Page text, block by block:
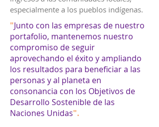
especialmente a los pueblos indígenas.
"Junto con las empresas de nuestro
portafolio, mantenemos nuestro
compromiso de seguir
aprovechando el éxito y ampliando
los resultados para beneficiar a las
personas y al planeta en
consonancia con los Objetivos de
Desarrollo Sostenible de las
Naciones Unidas".